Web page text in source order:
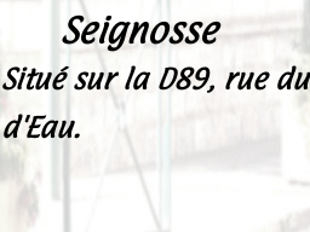
Seignosse
Situé sur la D89, rue
d'Eau.